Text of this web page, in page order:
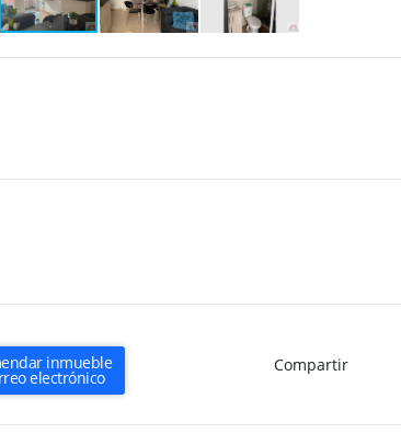
inmueble
electrónico
Compartir